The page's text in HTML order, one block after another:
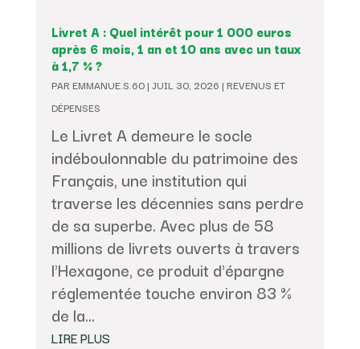
Livret A : Quel intérêt pour 1 000 euros
après 6 mois, 1 an et 10 ans avec un taux
à 1,7 % ?
PAR EMMANUE.S.60| JUIL 30, 2026 | REVENUS ET
DÉPENSES
Le Livret A demeure le socle
indéboulonnable du patrimoine des
Français, une institution qui
traverse les décennies sans perdre
de sa superbe. Avec plus de 58
millions de livrets ouverts à travers
l'Hexagone, ce produit d'épargne
réglementée touche environ 83 %
de la...
LIRE PLUS